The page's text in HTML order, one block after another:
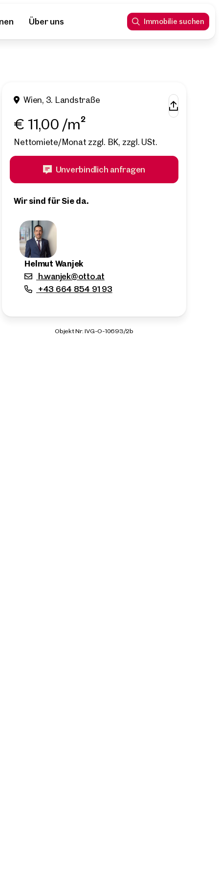
Über uns Immobilie suchen
Wien, 3. Landstraße
€ 11,00 /m²
Nettomiete/Monat zzgl. BK, zzgl. USt.
Unverbindlich anfragen
Wir sind für Sie da.
Helmut Wanjek
h.wanjek@otto.at
+43 664 854 91 93
Objekt Nr. IVG-O-10693/2b